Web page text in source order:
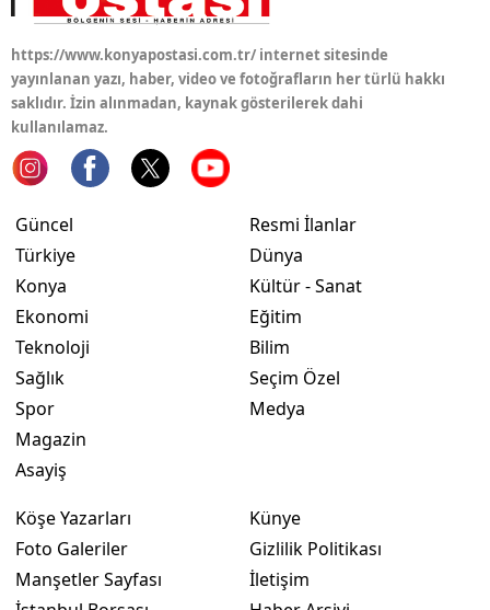
https://www.konyapostasi.com.tr/ internet sitesinde
yayınlanan yazı, haber, video ve fotoğrafların her türlü hakkı
saklıdır. İzin alınmadan, kaynak gösterilerek dahi
kullanılamaz.
Güncel
Türkiye
Konya
Ekonomi
Teknoloji
Sağlık
Spor
Magazin
Asayiş
Resmi İlanlar
Dünya
Kültür - Sanat
Eğitim
Bilim
Seçim Özel
Medya
Köşe Yazarları
Foto Galeriler
Manşetler Sayfası
Künye
Gizlilik Politikası
İletişim